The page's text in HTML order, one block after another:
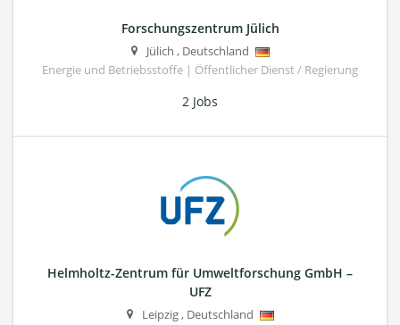
Forschungszentrum Jülich
Jülich , Deutschland
Energie und Betriebsstoffe | Öffentlicher Dienst / Regierung
2 Jobs
Helmholtz-Zentrum für Umweltforschung GmbH –
UFZ
Leipzig, Deutschland